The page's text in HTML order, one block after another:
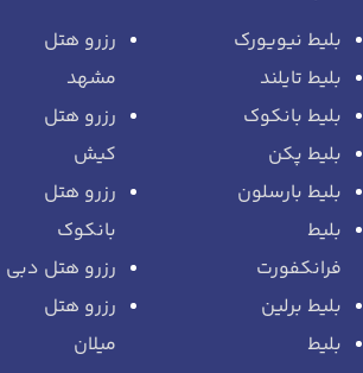
بلیط نیویورک
بلیط تایلند
بلیط بانکوک
بلیط پکن
بلیط بارسلون
بلیط
فرانکفورت
بلیط برلین
بلیط
رزرو هتل
مشهد
رزرو هتل
کیش
رزرو هتل
بانکوک
رزرو هتل دبی
رزرو هتل
میلان